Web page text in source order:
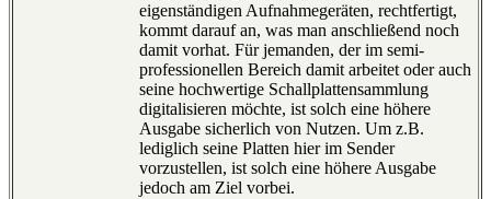
eigenständigen Aufnahmegeräten, rechtfertigt,
kommt darauf an, was man anschließend noch
damit vorhat. Für jemanden, der im semi-
professionellen Bereich damit arbeitet oder auch
seine hochwertige Schallplattensammlung
digitalisieren möchte, ist solch eine höhere
Ausgabe sicherlich von Nutzen. Um z.B.
lediglich seine Platten hier im Sender
vorzustellen, ist solch eine höhere Ausgabe
jedoch am Ziel vorbei.